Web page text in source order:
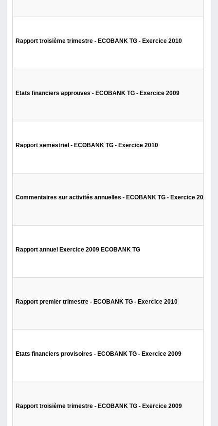
Rapport troisième trimestre - ECOBANK TG - Exercice 2010
Etats financiers approuves - ECOBANK TG - Exercice 2009
Rapport semestriel - ECOBANK TG - Exercice 2010
Commentaires sur activités annuelles - ECOBANK TG - Exercice 2009
Rapport annuel Exercice 2009 ECOBANK TG
Rapport premier trimestre - ECOBANK TG - Exercice 2010
Etats financiers provisoires - ECOBANK TG - Exercice 2009
Rapport troisième trimestre - ECOBANK TG - Exercice 2009